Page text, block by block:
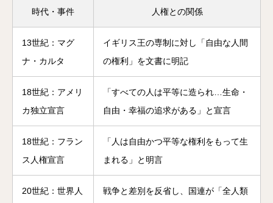
時代・事件 人権との関係
13世紀：マグ
ナ・カルタ
イギリス王の専制に対し「自由な人間
の権利」を文書に明記
18世紀：アメリ
カ独立宣言
「すべての人は平等に造られ…生命・
自由・幸福の追求がある」と宣言
18世紀：フラン
ス人権宣言
「人は自由かつ平等な権利をもって生
まれる」と明言
20世紀：世界人
戦争と差別を反省し、国連が「全人類